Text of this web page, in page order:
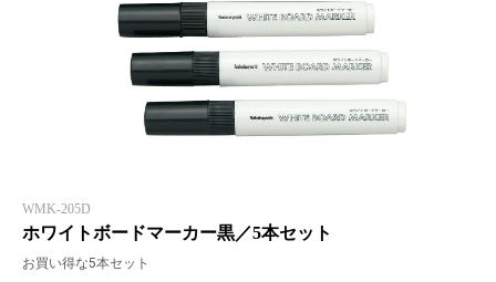
WMK-205D
ホワイトボードマーカー黒／5本セット
お買い得な5本セット